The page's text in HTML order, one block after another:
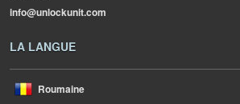
info@unlockunit.com
LA LANGUE
Roumaine